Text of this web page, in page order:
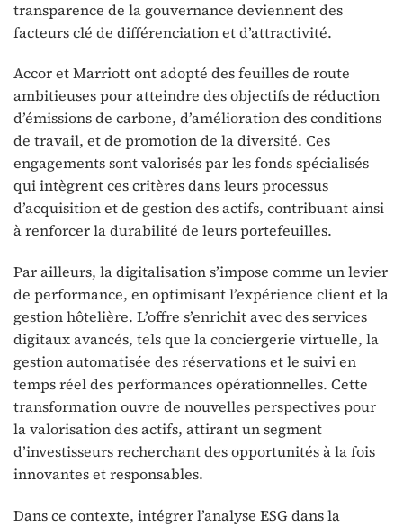
transparence de la gouvernance deviennent des
facteurs clé de différenciation et d’attractivité.
Accor et Marriott ont adopté des feuilles de route
ambitieuses pour atteindre des objectifs de réduction
d’émissions de carbone, d’amélioration des conditions
de travail, et de promotion de la diversité. Ces
engagements sont valorisés par les fonds spécialisés
qui intègrent ces critères dans leurs processus
d’acquisition et de gestion des actifs, contribuant ainsi
à renforcer la durabilité de leurs portefeuilles.
Par ailleurs, la digitalisation s’impose comme un levier
de performance, en optimisant l’expérience client et la
gestion hôtelière. L’offre s’enrichit avec des services
digitaux avancés, tels que la conciergerie virtuelle, la
gestion automatisée des réservations et le suivi en
temps réel des performances opérationnelles. Cette
transformation ouvre de nouvelles perspectives pour
la valorisation des actifs, attirant un segment
d’investisseurs recherchant des opportunités à la fois
innovantes et responsables.
Dans ce contexte, intégrer l’analyse ESG dans la